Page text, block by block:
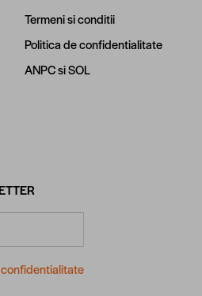
Termeni si conditii
Politica de confidentialitate
ANPCsiSOL